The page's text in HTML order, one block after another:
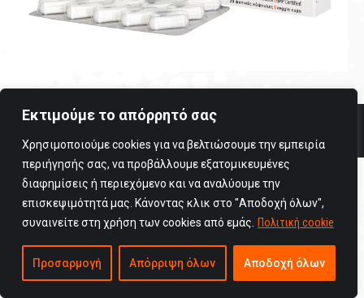
Εκτιμούμε το απόρρητό σας
Χρησιμοποιούμε cookies για να βελτιώσουμε την εμπειρία
περιήγησής σας, να προβάλλουμε εξατομικευμένες
διαφημίσεις ή περιεχόμενο και να αναλύουμε την
επισκεψιμότητά μας. Κάνοντας κλικ στο "Αποδοχή όλων",
συναινείτε στη χρήση των cookies από εμάς.
Πολιτική cookie
Προσαρμογή Απόρριψη όλων Αποδοχή όλων
Copyright © 2025 Viogenesis / All rights reserved
Όροι Χρήσης